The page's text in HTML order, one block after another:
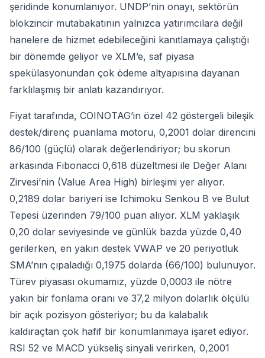
şeridinde konumlanıyor. UNDP’nin onayı, sektörün
blokzincir mutabakatının yalnızca yatırımcılara değil
hanelere de hizmet edebileceğini kanıtlamaya çalıştığı
bir dönemde geliyor ve XLM’e, saf piyasa
spekülasyonundan çok ödeme altyapısına dayanan
farklılaşmış bir anlatı kazandırıyor.
Fiyat tarafında, COINOTAG’in özel 42 göstergeli bileşik
destek/direnç puanlama motoru, 0,2001 dolar direncini
86/100 (güçlü) olarak değerlendiriyor; bu skorun
arkasında Fibonacci 0,618 düzeltmesi ile Değer Alanı
Zirvesi’nin (Value Area High) birleşimi yer alıyor.
0,2189 dolar bariyeri ise Ichimoku Senkou B ve Bulut
Tepesi üzerinden 79/100 puan alıyor. XLM yaklaşık
0,20 dolar seviyesinde ve günlük bazda yüzde 0,40
gerilerken, en yakın destek VWAP ve 20 periyotluk
SMA’nın çıpaladığı 0,1975 dolarda (66/100) bulunuyor.
Türev piyasası okumamız, yüzde 0,0003 ile nötre
yakın bir fonlama oranı ve 37,2 milyon dolarlık ölçülü
bir açık pozisyon gösteriyor; bu da kalabalık
kaldıraçtan çok hafif bir konumlanmaya işaret ediyor.
RSI 52 ve MACD yükseliş sinyali verirken, 0,2001